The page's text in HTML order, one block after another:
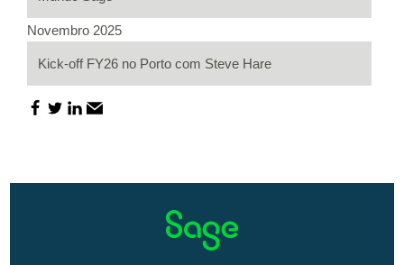
Novembro 2025
Kick-off FY26 no Porto com Steve Hare